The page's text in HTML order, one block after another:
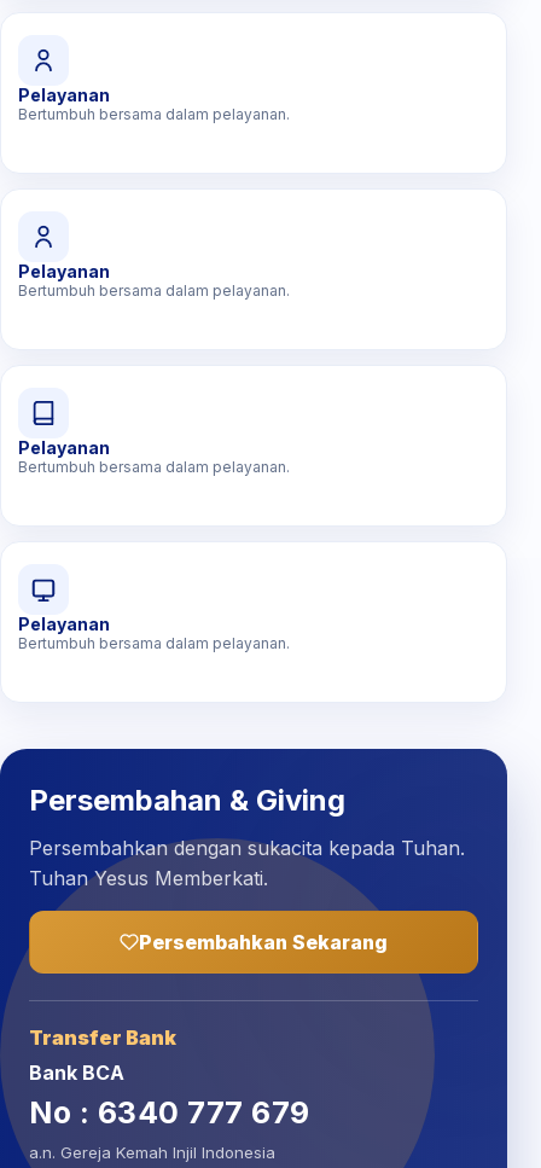
Pelayanan
Bertumbuh bersama dalam pelayanan.
Pelayanan
Bertumbuh bersama dalam pelayanan.
Pelayanan
Bertumbuh bersama dalam pelayanan.
Pelayanan
Bertumbuh bersama dalam pelayanan.
Persembahan & Giving
Persembahkan dengan sukacita kepada Tuhan.
Tuhan Yesus Memberkati.
Persembahkan Sekarang
Transfer Bank
Bank BCA
No : 6340 777 679
a.n. Gereja Kemah Injil Indonesia